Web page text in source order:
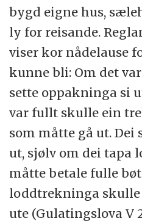
bygd eigne hus,
ly for reisande.
viser kor nådelause
kunne bli: Om det
sette oppakninga si
var fullt skulle ein
som måtte gå ut.
ut, sjølv om dei tapa
måtte betale fulle
loddtrekninga skulle
ute (Gulatingslova V